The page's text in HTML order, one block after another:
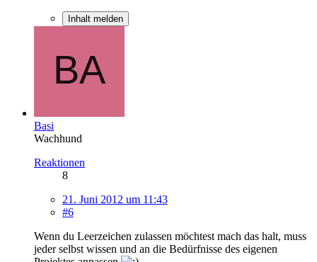
Inhalt melden
Basi
Wachhund
Reaktionen
8
21. Juni 2012 um 11:43
#6
Wenn du Leerzeichen zulassen möchtest mach das halt, muss
jeder selbst wissen und an die Bedürfnisse des eigenen